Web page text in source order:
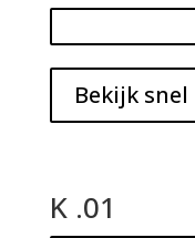
Bekijk snel
K .01